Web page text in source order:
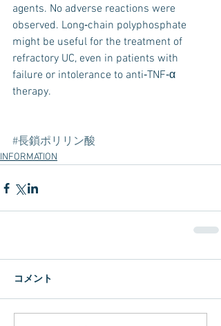
agents. No adverse reactions were
observed. Long‐chain polyphosphate
might be useful for the treatment of
refractory UC, even in patients with
failure or intolerance to anti‐TNF‐α
therapy.
#長鎖ポリリン酸
INFORMATION
コメント